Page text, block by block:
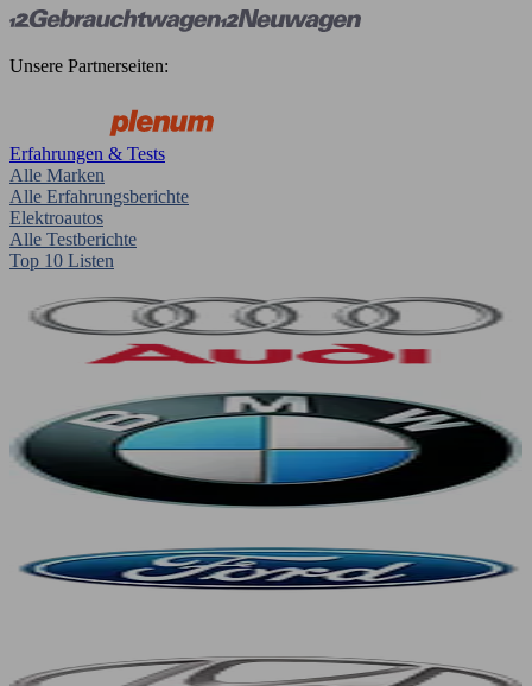
Unsere Partnerseiten:
Erfahrungen & Tests
Alle Marken
Alle Erfahrungsberichte
Elektroautos
Alle Testberichte
Top 10 Listen